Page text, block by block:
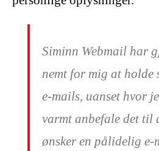
Siminn Webmail har
nemt for mig at holde
e-mails, uanset hvor
varmt anbefale det til
ønsker en pålidelig e-